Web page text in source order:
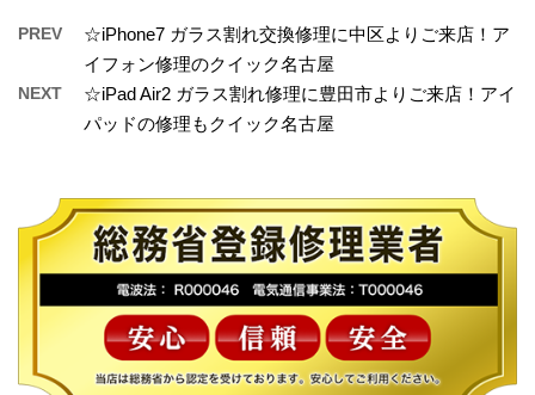
PREV
☆iPhone7 ガラス割れ交換修理に中区よりご来店！ア
イフォン修理のクイック名古屋
NEXT
☆iPad Air2 ガラス割れ修理に豊田市よりご来店！アイ
パッドの修理もクイック名古屋